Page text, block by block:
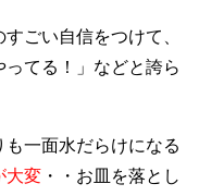
ごい自信をつけて、
てる！」などと誇ら
一面水だらけになる
大変 ・・お皿を落とし